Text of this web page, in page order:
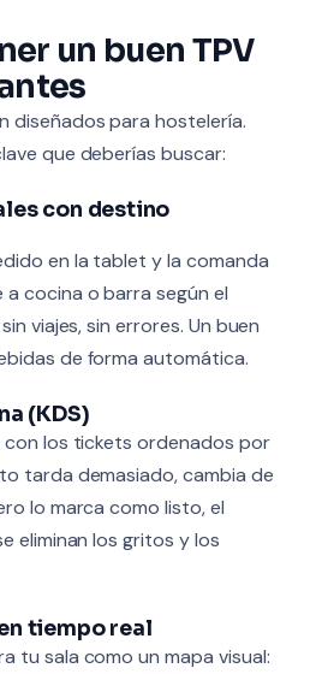
un buen TPV
diseñados para hostelería.
que deberías buscar:
con destino
en la tablet y la comanda
cocina o barra según el
viajes, sin errores. Un buen
de forma automática.
(KDS)
con los tickets ordenados por
tarda demasiado, cambia de
lo marca como listo, el
eliminan los gritos y los
tiempo real
tu sala como un mapa visual: